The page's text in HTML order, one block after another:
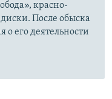
красно-
После обыска
его деятельности